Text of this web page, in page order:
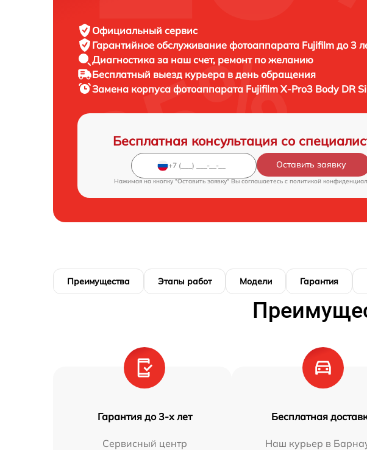
Официальный сервис
Гарантийное обслуживание фотоаппарата Fujifilm до 3
Диагностика за наш счет, ремонт по желанию
Бесплатный выезд курьера в день обращения
Замена корпуса фотоаппарата Fujifilm X-Pro3 Body DR
Бесплатная консультация со
Оставить заявку
Нажимая на кнопку "Оставить заявку" Вы соглашаетесь c политикой
Преимущества Этапы работ Модели Гарантия
Гарантия до 3-х лет
Сервисный центр
Бесплатная
Наш курьер в